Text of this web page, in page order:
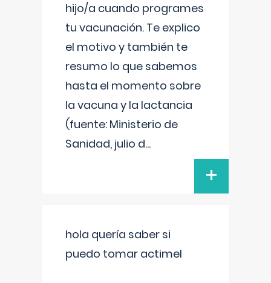
hijo/a cuando programes
tu vacunación. Te explico
el motivo y también te
resumo lo que sabemos
hasta el momento sobre
la vacuna y la lactancia
(fuente: Ministerio de
Sanidad, julio d...
+
hola quería saber si
puedo tomar actimel